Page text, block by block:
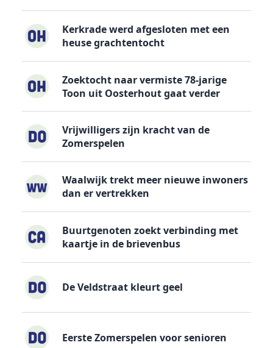
Kerkrade werd afgesloten met een
heuse grachtentocht
Zoektocht naar vermiste 78-jarige
Toon uit Oosterhout gaat verder
Vrijwilligers zijn kracht van de
Zomerspelen
Waalwijk trekt meer nieuwe inwoners
dan er vertrekken
Buurtgenoten zoekt verbinding met
kaartje in de brievenbus
De Veldstraat kleurt geel
Eerste Zomerspelen voor senioren